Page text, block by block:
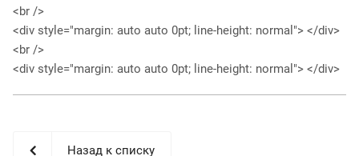
<br />
<div style="margin: auto auto 0pt; line-height: normal"> </div>
<br />
<div style="margin: auto auto 0pt; line-height: normal"> </div>
Назад к списку